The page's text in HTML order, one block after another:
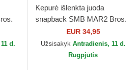
d.
Kepurė išlenkta juoda
snapback SMB MAR2 Bros.
Mario Super Mario Bros.
Capslab
EUR 34,95
Užsisakyk Antradienis, 11 d.
Rugpjūtis